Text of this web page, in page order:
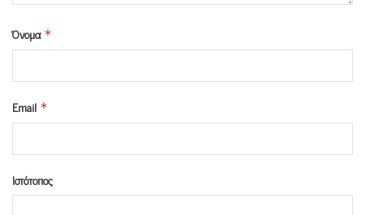
Όνομα *
Email *
Ιστότοπος